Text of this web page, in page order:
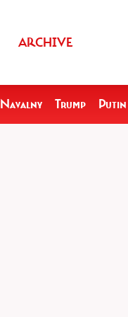
ARCHIVE
Navalny Trump Putin